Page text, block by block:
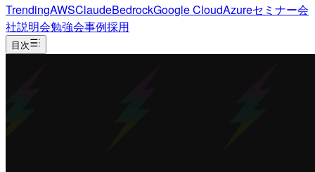
TrendingAWSClaudeBedrockGoogle CloudAzureセミナー会
社説明会勉強会事例採用
目次